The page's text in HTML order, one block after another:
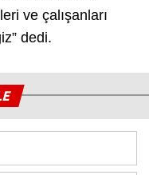
ve çalışanları
dedi.